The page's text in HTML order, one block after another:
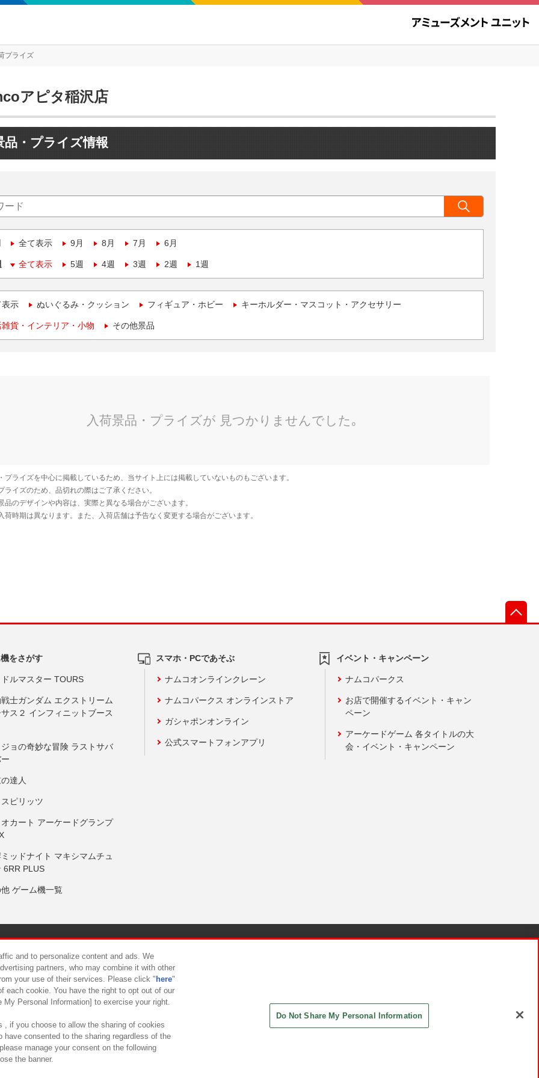
プライズ
アピタ稲沢店
品・プライズ情報
全て表示 9月 8月 7月 6月
全て表示 5週 4週 3週 2週 1週
表示 ぬいぐるみ・クッション フィギュア・ホビー キーホルダー・マスコット・アクセサリー
貨・インテリア・小物 その他景品
をさがす
ルマスター TOURS
士ガンダム エクストリーム
ス２ インフィニットブース
ョの奇妙な冒険 ラストサバ
達人
ピリッツ
カート アーケードグランプ
ッドナイト マキシマムチュ
6RR PLUS
ゲーム機一覧
スマホ・PCであそぶ
ナムコオンラインクレーン
ナムコパークス オンラインストア
ガシャポンオンライン
公式スマートフォンアプリ
イベント・キャンペーン
ナムコパークス
お店で開催するイベント・キャン
ペーン
アーケードゲーム 各タイトルの大
会・イベント・キャンペーン
について カスタマーハラスメント対応方針
and to personalize content and ads. We
partners, who may combine it with other
your use of their services. Please click " here"
each cookie. You have the right to opt out of our
Personal Information] to exercise your right.
, if you choose to allow the sharing of cookies
have consented to the sharing regardless of the
manage your consent on the following
the banner.
Do Not Share My Personal Information